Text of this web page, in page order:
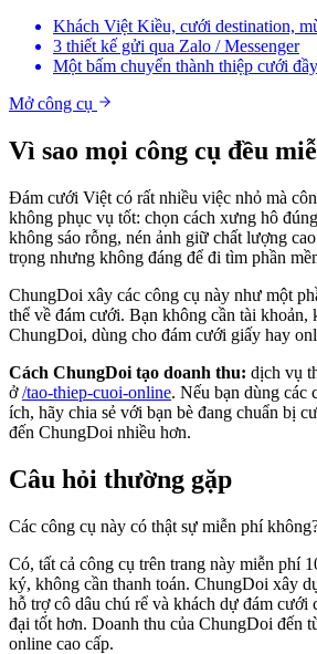
Khách Việt Kiều, cưới destination,
3 thiết kế gửi qua Zalo / Messenger
Một bấm chuyển thành thiệp cưới
Mở công cụ
Vì sao mọi công cụ đều
Đám cưới Việt có rất nhiều việc nhỏ mà
không phục vụ tốt: chọn cách xưng hô
không sáo rỗng, nén ảnh giữ chất lượng
trọng nhưng không đáng để đi tìm phần
ChungDoi xây các công cụ này như một
thể về đám cưới. Bạn không cần tài khoản,
ChungDoi, dùng cho đám cưới giấy hay
Cách ChungDoi tạo doanh thu: dịch vụ
ở /tao-thiep-cuoi-online. Nếu bạn dùng các
ích, hãy chia sẻ với bạn bè đang chuẩn bị
đến ChungDoi nhiều hơn.
Câu hỏi thường gặp
Các công cụ này có thật sự miễn phí
Có, tất cả công cụ trên trang này miễn phí
ký, không cần thanh toán. ChungDoi xây
hỗ trợ cô dâu chú rể và khách dự đám cưới
đại tốt hơn. Doanh thu của ChungDoi đến
online cao cấp.